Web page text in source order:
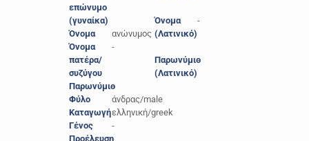
επώνυμο
(γυναίκα)
Όνομα
ανώνυμος
Όνομα
πατέρα/
συζύγου
-
Παρωνύμιο
-
Φύλο
άνδρας/male
Καταγωγήελληνική/greek
Γένος
-
Προέλευση-
Όνομα
(Λατινικό)
-
Παρωνύμιο
(Λατινικό)
-